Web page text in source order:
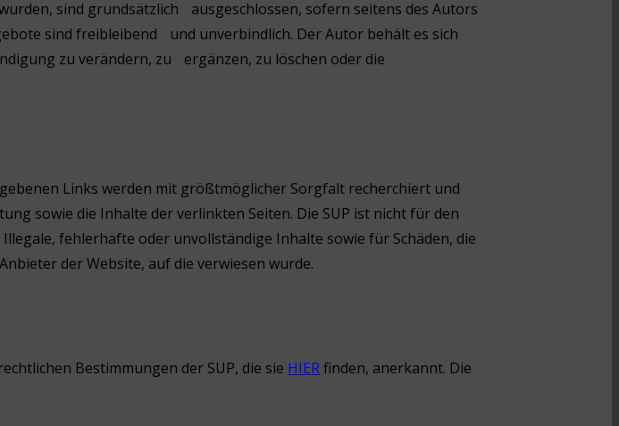
sind grundsätzlich ausgeschlossen, sofern seitens des Autors
sind freibleibend und unverbindlich. Der Autor behält es sich
zu verändern, zu ergänzen, zu löschen oder die
Links werden mit größtmöglicher Sorgfalt recherchiert und
sowie die Inhalte der verlinkten Seiten. Die SUP ist nicht für den
fehlerhafte oder unvollständige Inhalte sowie für Schäden, die
der Website, auf die verwiesen wurde.
Bestimmungen der SUP, die sie HIERfinden, anerkannt. Die